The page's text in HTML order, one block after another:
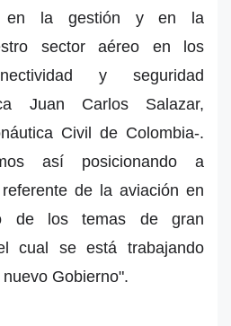
en la gestión y en la
sector aéreo en los
y seguridad
Juan Carlos Salazar,
Civil de Colombia-.
así posicionando a
de la aviación en
de los temas de gran
cual se está trabajando
Gobierno".